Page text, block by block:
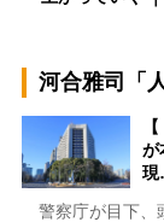
河合雅司「
が
警察庁が目下、